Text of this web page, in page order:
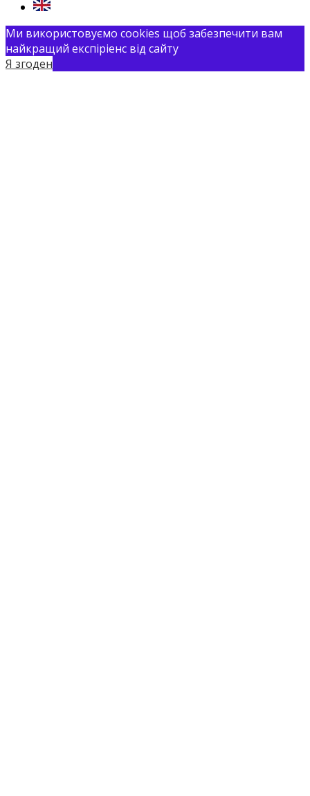
Ми використовуємо cookies щоб забезпечити вам
найкращий експіріенс від сайту
Я згоден